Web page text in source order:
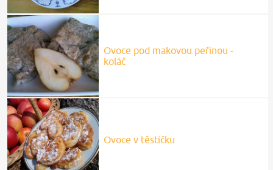
Ovoce pod makovou peřinou -
koláč
Ovoce v těstíčku